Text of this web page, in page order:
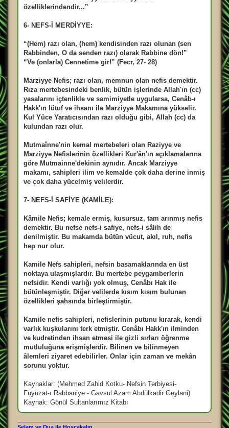
özelliklerindendir...”
6- NEFS-İ MERDİYYE:
“(Hem) razı olan, (hem) kendisinden razı olunan (sen
Rabbinden, O da senden razı) olarak Rabbine dön!”
“Ve (onlarla) Cennetime gir!” (Fecr, 27- 28)
Marziyye Nefis; razı olan, memnun olan nefis demektir.
Rıza mertebesindeki benlik, bütün işlerinde Allah'ın (cc)
yasalarını içtenlikle ve samimiyetle uygularsa, Cenâb-ı
Hakk'ın lütuf ve ihsanı ile Marziyye Makamına yükselir.
Kul Yüce Yaratıcısından razı olduğu gibi, Allah (cc) da
kulundan razı olur.
Mutmaînne'nin kemal mertebeleri olan Raziyye ve
Marziyye Nefislerinin özellikleri Kur'ân'ın açıklamalarına
göre Mutmainne'dekinin aynıdır. Ancak Marziyye
makamı, sahipleri ilim ve kemalde çok daha derine inmiş
ve çok daha yücelmiş velilerdir.
7- NEFS-İ SAFİYE (KAMİLE):
Kâmile Nefis; kemale ermiş, kusursuz, tam arınmış nefis
demektir. Bu nefse nefs-i safiye, nefs-i sâlih de
denilmiştir. Bu makamda bütün vücut, akıl, ruh, nefis
hep nur olur.
Kamile Nefs sahipleri, nefsin basamaklarında en üst
noktaya ulaşmışlardır. Bu mertebe peygamberlerin
nefsidir. Kendi varlığı yok olmuş, Cenâbı Hak ile
bütünleşmiştir. Diğer velilerde kısım kısım bulunan
özellikleri şahsında birleştirmiştir.
Kamile nefis sahipleri, nefislerinin putunu kırarak, kendi
varlık kuşkularını terk etmiştir. Cenâbı Hakk'ın ilminden
ve kudretinden ihsan etmesi ile gizli sırları öğrenme
mutluluğuna erişmişlerdir. Bilinen ve bilinmeyen
âlemleri ziyaret edebilirler. Onlar için zaman ve mekân
sorunu yoktur.
Kaynaklar: (Mehmed Zahid Kotku- Nefsin Terbiyesi-
Füyüzat-ı Rabbaniye - Gavsul Azam Abdülkadir Geylani)
Kaynak: Gönül Sultanlarımız Kitabı